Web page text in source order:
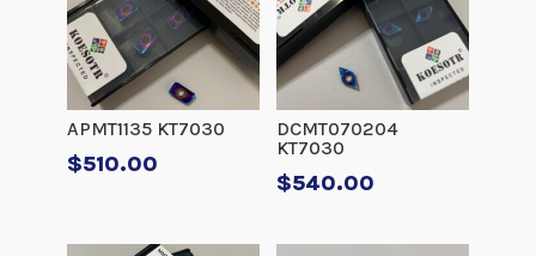
APMT1135 KT7030
$510.00
DCMT070204
KT7030
$540.00